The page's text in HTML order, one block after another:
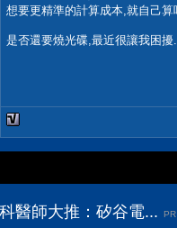
想要更精準的計算成本,就自己算
是否還要燒光碟,最近很讓我困擾.
醫師大推：矽谷電...